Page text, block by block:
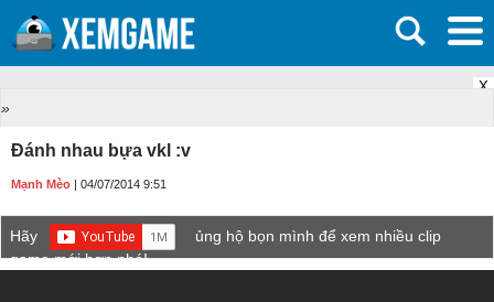
X
»
Đánh nhau bựa vkl :v
Mạnh Mèo | 04/07/2014 9:51
Hãy
ủng hộ bọn mình để xem nhiều clip
game mới hơn nhé!